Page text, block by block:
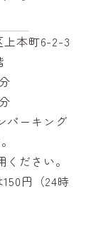
本町6-2-3
パーキング
ださい。
円（24時